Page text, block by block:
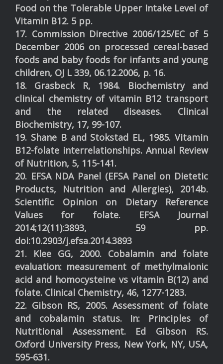
Food on the Tolerable Upper Intake Level of
Vitamin B12. 5 pp.
17. Commission Directive 2006/125/EC of 5
December 2006 on processed cereal-based
foods and baby foods for infants and young
children, OJ L 339, 06.12.2006, p. 16.
18. Grasbeck R, 1984. Biochemistry and
clinical chemistry of vitamin B12 transport
and the related diseases. Clinical
Biochemistry, 17, 99-107.
19. Shane B and Stokstad EL, 1985. Vitamin
B12-folate interrelationships. Annual Review
of Nutrition, 5, 115-141.
20. EFSA NDA Panel (EFSA Panel on Dietetic
Products, Nutrition and Allergies), 2014b.
Scientific Opinion on Dietary Reference
Values for folate. EFSA Journal
2014;12(11):3893, 59 pp.
doi:10.2903/j.efsa.2014.3893
21. Klee GG, 2000. Cobalamin and folate
evaluation: measurement of methylmalonic
acid and homocysteine vs vitamin B(12) and
folate. Clinical Chemistry, 46, 1277-1283.
22. Gibson RS, 2005. Assessment of folate
and cobalamin status. In: Principles of
Nutritional Assessment. Ed Gibson RS.
Oxford University Press, New York, NY, USA,
595-631.